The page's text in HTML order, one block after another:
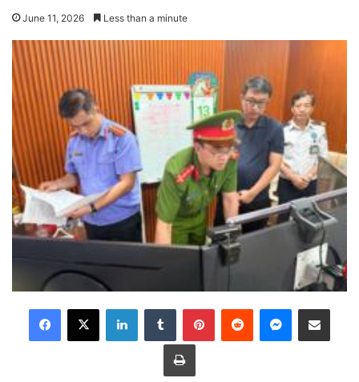
June 11, 2026 Less than a minute
LinkedInTumblr PinterestReddit Messenger
Share via Email
Print